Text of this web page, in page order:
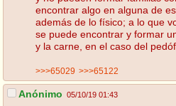
encontrar algo en alguna de
además de lo físico; a lo que
se puede encontrar y formar
y la carne, en el caso del
>>>65029 >>>65122
Anónimo 05/10/19 01:43